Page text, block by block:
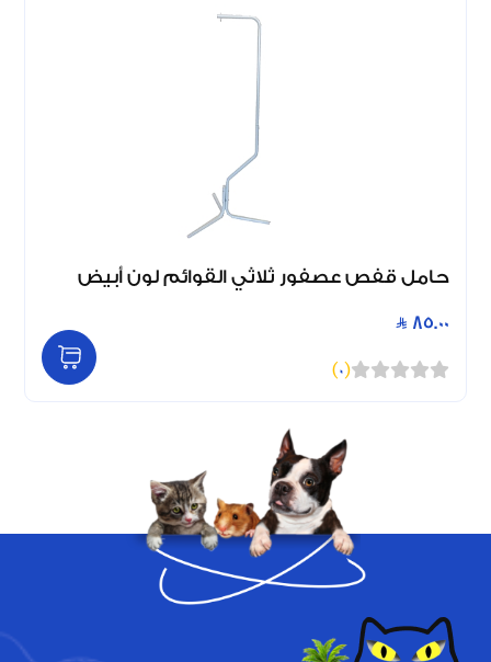
حامل قفص عصفور ثلاثي القوائم لون أبيض
85.00
(
0
)